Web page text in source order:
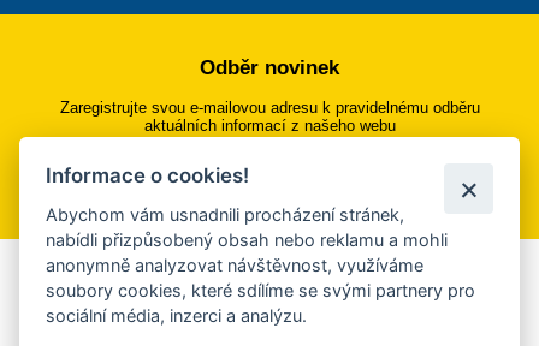
Odběr novinek
Zaregistrujte svou e-mailovou adresu k pravidelnému odběru
aktuálních informací z našeho webu
Přihlásit se k odběru
Aplikace Mobilní rozhlas
Chcete dostávat do svého mobilu či mailu upozornění na
Informace o cookies!
Abychom vám usnadnili procházení stránek,
nabídli přizpůsobený obsah nebo reklamu a mohli
anonymně analyzovat návštěvnost, využíváme
soubory cookies, které sdílíme se svými partnery pro
sociální média, inzerci a analýzu.